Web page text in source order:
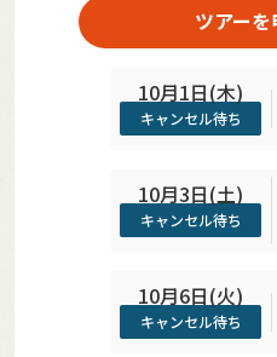
ツアー
10月1日(木)
キャンセル待ち
10月3日(土)
キャンセル待ち
10月6日(火)
キャンセル待ち